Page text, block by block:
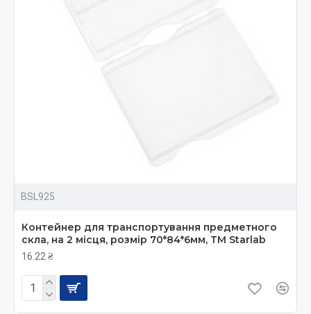
BSL925
Контейнер для транспортування предметного
скла, на 2 місця, розмір 70*84*6мм, ТМ Starlab
16.22 ₴